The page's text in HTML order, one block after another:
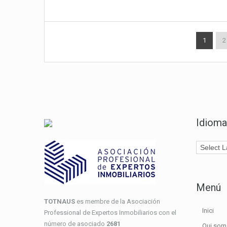
1 2
TOTNAUS es membre de la Asociación
Professional de Expertos Inmobiliarios con el
número de asociado 2681
Idioma
Menú
Inici
Qui som